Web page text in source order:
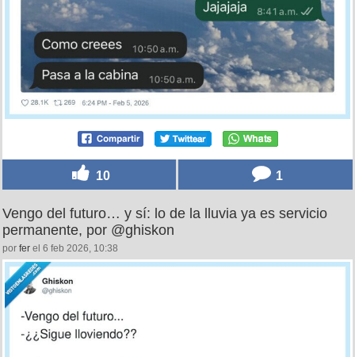
10 1
Vengo del futuro… y sí: lo de la lluvia ya es servicio
permanente, por @ghiskon
por fer el 6 feb 2026, 10:38